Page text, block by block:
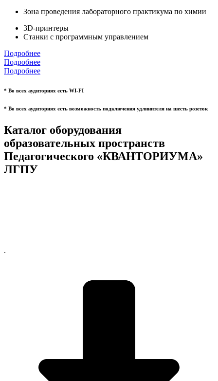
Зона проведения лабораторного практикума по химии
3D-принтеры
Станки с программным управлением
Подробнее
Подробнее
Подробнее
* Во всех аудиториях есть WI-FI
* Во всех аудиториях есть возможность подключения удлинителя на шесть розеток
Каталог оборудования
образовательных пространств
Педагогического «КВАНТОРИУМА»
ЛГПУ
.